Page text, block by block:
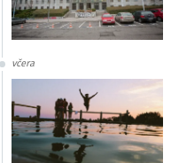
včera